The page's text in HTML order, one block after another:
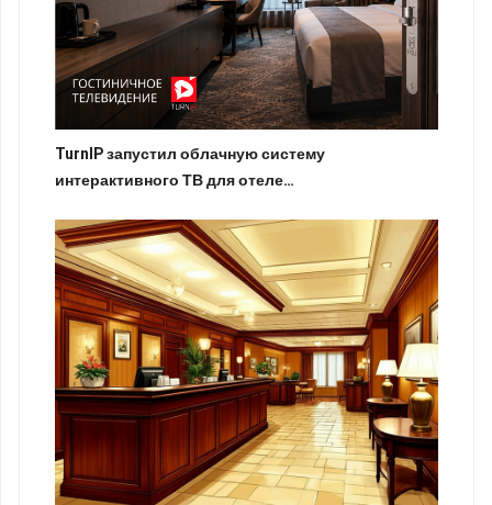
TurnIP запустил облачную систему
интерактивного ТВ для отеле…